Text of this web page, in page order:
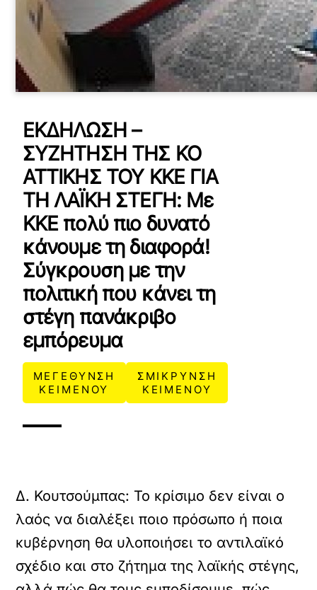
ΕΚΔΗΛΩΣΗ –
ΣΥΖΗΤΗΣΗ ΤΗΣ ΚΟ
ΑΤΤΙΚΗΣ ΤΟΥ ΚΚΕ ΓΙΑ
ΤΗ ΛΑΪΚΗ ΣΤΕΓΗ: Με
ΚΚΕ πολύ πιο δυνατό
κάνουμε τη διαφορά!
Σύγκρουση με την
πολιτική που κάνει τη
στέγη πανάκριβο
εμπόρευμα
ΜΕΓΕΘΥΝΣΗ
ΚΕΙΜΕΝΟΥ
ΣΜΙΚΡΥΝΣΗ
ΚΕΙΜΕΝΟΥ
Δ. Κουτσούμπας: Το κρίσιμο δεν είναι ο
λαός να διαλέξει ποιο πρόσωπο ή ποια
κυβέρνηση θα υλοποιήσει το αντιλαϊκό
σχέδιο και στο ζήτημα της λαϊκής στέγης,